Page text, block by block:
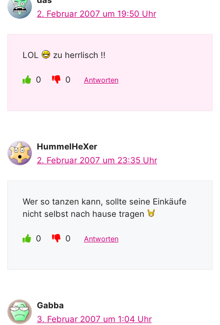
2. Februar 2007 um 19:50 Uhr
LOL zu herrlisch !!
0 0 Antworten
HummelHeXer
2. Februar 2007 um 23:35 Uhr
Wer so tanzen kann, sollte seine Einkäufe
nicht selbst nach hause tragen
0 0 Antworten
Gabba
3. Februar 2007 um 1:04 Uhr